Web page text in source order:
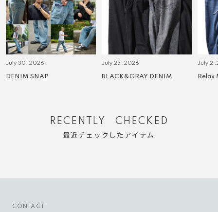
July 30 ,2026
DENIM SNAP
July 23 ,2026
BLACK&GRAY DENIM
July 2
Relax
RECENTLY CHECKED
最近チェックしたアイテム
CONTACT